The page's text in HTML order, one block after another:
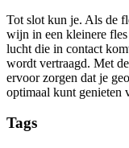
Tot slot kun je. Als de
wijn in een kleinere
lucht die in contact
wordt vertraagd. Met
ervoor zorgen dat je
optimaal kunt genieten
Tags